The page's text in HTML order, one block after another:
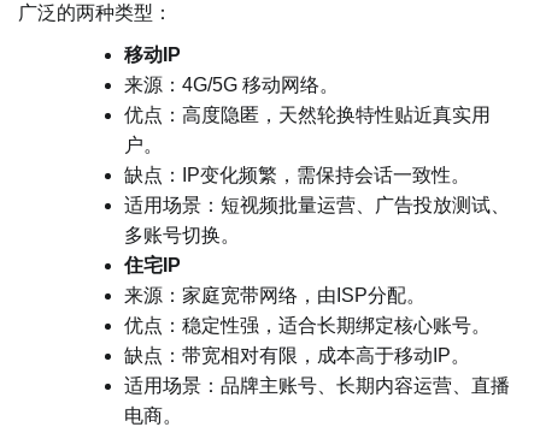
广泛的两种类型：
移动IP
来源：4G/5G 移动网络。
优点：高度隐匿，天然轮换特性贴近真实用
户。
缺点：IP变化频繁，需保持会话一致性。
适用场景：短视频批量运营、广告投放测试、
多账号切换。
住宅IP
来源：家庭宽带网络，由ISP分配。
优点：稳定性强，适合长期绑定核心账号。
缺点：带宽相对有限，成本高于移动IP。
适用场景：品牌主账号、长期内容运营、直播
电商。